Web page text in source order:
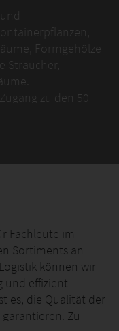
Formgehölze
Sträucher,
zu den 50
Fachleute im
Sortiments an
können wir
und effizient
es, die Qualität der
Zu